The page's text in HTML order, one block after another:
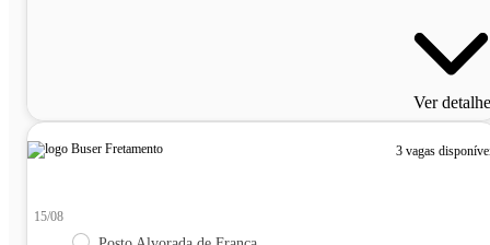
Ver
3 vagas
15/08